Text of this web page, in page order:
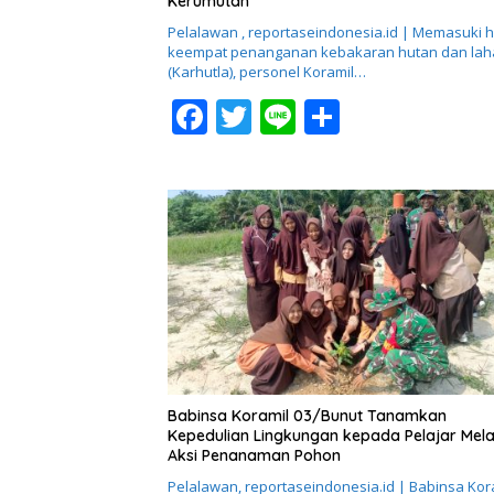
Pelalawan , reportaseindonesia.id | Memasuki
keempat penanganan kebakaran hutan dan
(Karhutla), personel Koramil…
F
e
b
o
o
k
T
itt
er
Li
e ar
e
Babinsa Koramil 03/Bunut Tanamkan
Kepedulian Lingkungan kepada Pelajar
Aksi Penanaman Pohon
Pelalawan, reportaseindonesia.id | Babinsa